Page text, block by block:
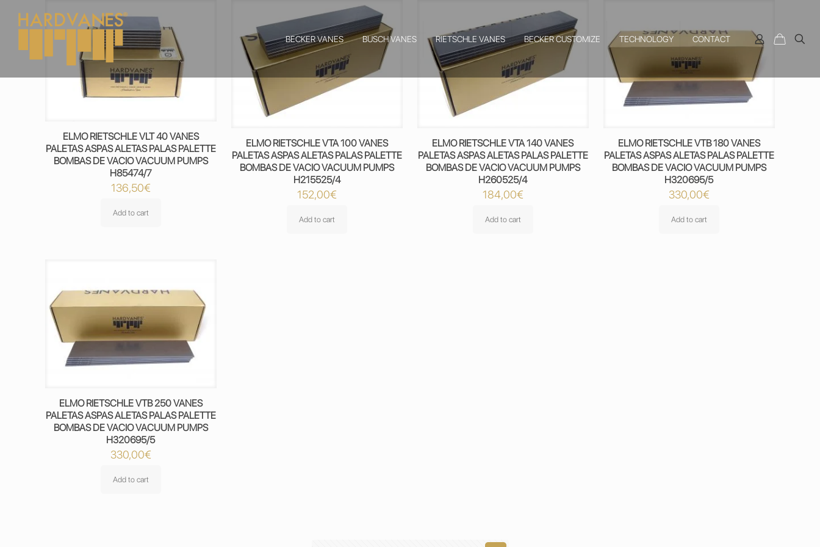
BECKER VANES BUSCH VANES RIETSCHLE VANES BECKER CUSTOMIZE TECHNOLOGY CONTACT
ELMO RIETSCHLE VLT 40 VANES
PALETAS ASPAS ALETAS PALAS PALETTE
BOMBAS DE VACIO VACUUM PUMPS
H85474/7
136,50€
Add to cart
ELMO RIETSCHLE VTA 100 VANES
PALETAS ASPAS ALETAS PALAS PALETTE
BOMBAS DE VACIO VACUUM PUMPS
H215525/4
152,00€
Add to cart
ELMO RIETSCHLE VTA 140 VANES
PALETAS ASPAS ALETAS PALAS PALETTE
BOMBAS DE VACIO VACUUM PUMPS
H260525/4
184,00€
Add to cart
ELMO RIETSCHLE VTB 180 VANES
PALETAS ASPAS ALETAS PALAS PALETTE
BOMBAS DE VACIO VACUUM PUMPS
H320695/5
330,00€
Add to cart
ELMO RIETSCHLE VTB 250 VANES
PALETAS ASPAS ALETAS PALAS PALETTE
BOMBAS DE VACIO VACUUM PUMPS
H320695/5
330,00€
Add to cart